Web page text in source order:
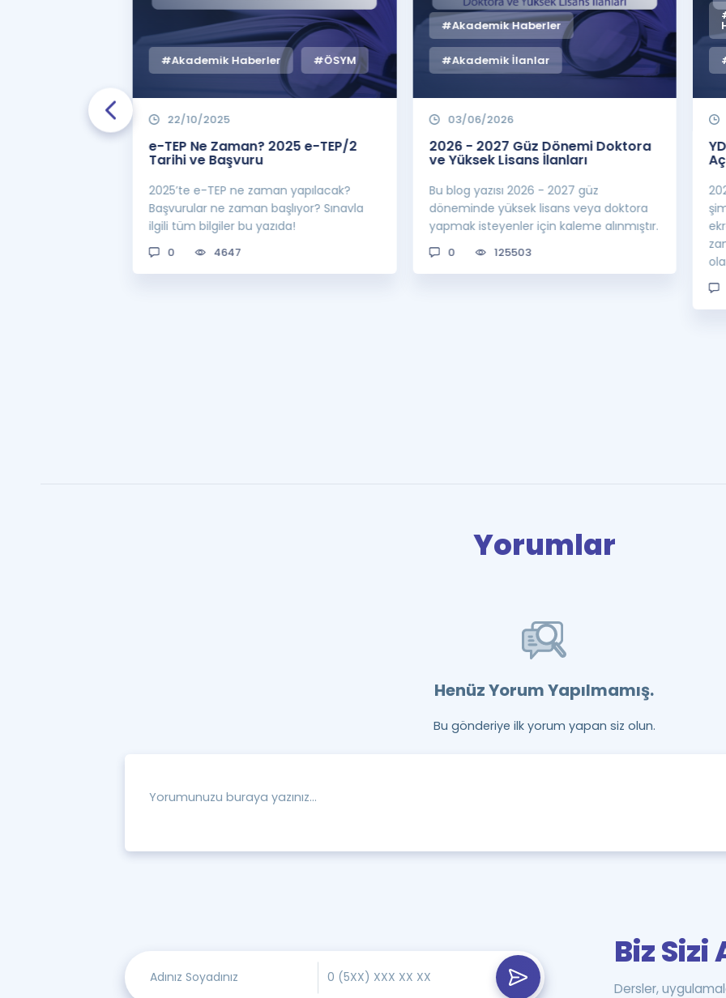
#Akademik Haberler #ÖSYM
22/10/2025
e-TEP Ne Zaman? 2025 e-TEP/2
Tarihi ve Başvuru
2025’te e-TEP ne zaman yapılacak?
Başvurular ne zaman başlıyor? Sınavla
ilgili tüm bilgiler bu yazıda!
0 4647
#Akademik Haberler
#Akademik İlanlar
03/06/2026
2026 - 2027 Güz Dönemi Doktora
ve Yüksek Lisans İlanları
Bu blog yazısı 2026 - 2027 güz
döneminde yüksek lisans veya doktora
yapmak isteyenler için kaleme alınmıştır.
0 125503
Yorumlar
Henüz Yorum Yapılmamış.
Bu gönderiye ilk yorum yapan siz olun.
Biz Sizi
Dersler,